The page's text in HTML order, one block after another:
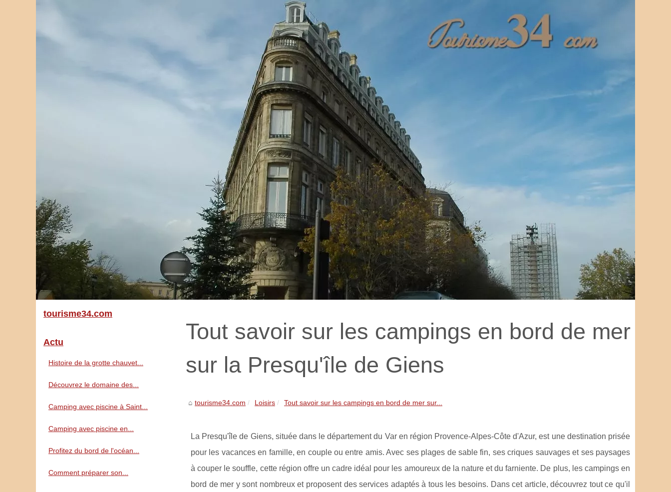
Tout savoir sur les campings en bord de mer
sur la Presqu'île de Giens
tourisme34.com Loisirs Tout savoir sur les campings en bord de mer sur...
La Presqu'île de Giens, située dans le département du Var en région Provence-Alpes-Côte d'Azur, est une destination prisée
pour les vacances en famille, en couple ou entre amis. Avec ses plages de sable fin, ses criques sauvages et ses paysages
à couper le souffle, cette région offre un cadre idéal pour les amoureux de la nature et du farniente. De plus, les campings en
bord de mer y sont nombreux et proposent des services adaptés à tous les besoins. Dans cet article, découvrez tout ce qu'il
tourisme34.com
Actu
Histoire de la grotte chauvet...
Découvrez le domaine des...
Camping avec piscine à Saint...
Camping avec piscine en...
Profitez du bord de l'océan...
Comment préparer son...